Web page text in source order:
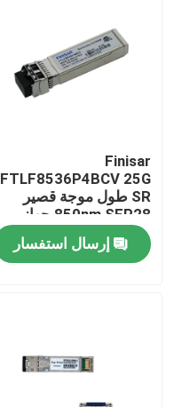
جولة في المعمل
اتصل بنا
أخبار
Finisar
FTLF8536P4BCV 25G
SR طول موجة قصير
850nm SFP28 جهاز
استقبال بصري
إرسال استفسار